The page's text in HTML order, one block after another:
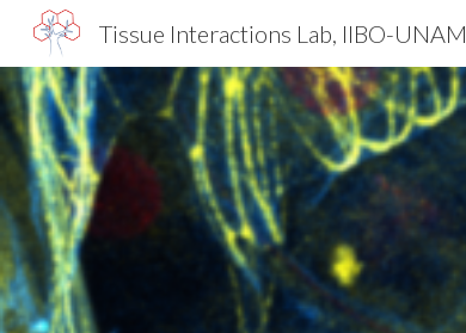
Tissue Interactions Lab, IIBO-UNAM